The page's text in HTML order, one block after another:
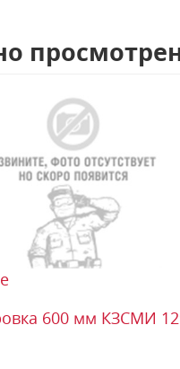
600 мм КЗСМИ